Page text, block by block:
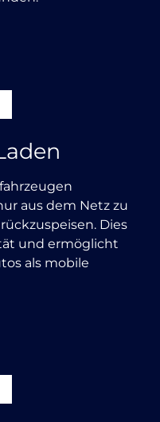
aus dem Netz zu
Dies
und ermöglicht
als mobile